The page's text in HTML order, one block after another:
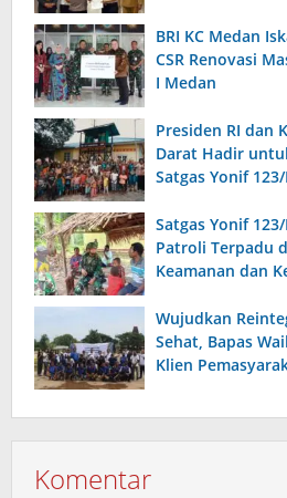
BRI KC Medan
CSR Renovasi
I Medan
Presiden RI dan
Darat Hadir
Satgas Yonif
Satgas Yonif
Patroli Terpadu
Keamanan dan
Wujudkan
Sehat, Bapas
Klien
Komentar